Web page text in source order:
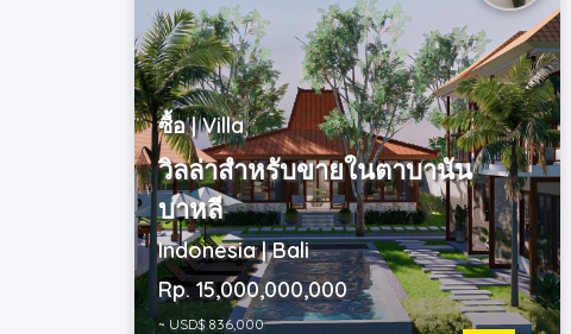
ซื้อ | Villa
วิลล่าสำหรับขายในตาบานัน
บาหลี
Indonesia | Bali
Rp. 15,000,000,000
~ USD$ 836,000